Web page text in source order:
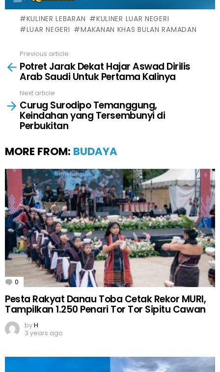
KULINER LEBARAN
KULINER LUAR NEGERI
LUAR NEGERI
MAKANAN KHAS BULAN RAMADAN
more
Previous article
Potret Jarak Dekat Hajar Aswad Dirilis
Arab Saudi Untuk Pertama Kalinya
Next article
Curug Surodipo Temanggung,
Keindahan yang Tersembunyi di
Perbukitan
MORE FROM: BUDAYA
0 Comments
Pesta Rakyat Danau Toba Cetak Rekor MURI,
Tampilkan 1.250 Penari Tor Tor Sipitu Cawan
byH
3 years ago